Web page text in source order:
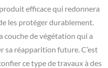
efficace qui redonnera
les protéger durablement.
couche de végétation qui a
sa réapparition future. C’est
ce type de travaux à des